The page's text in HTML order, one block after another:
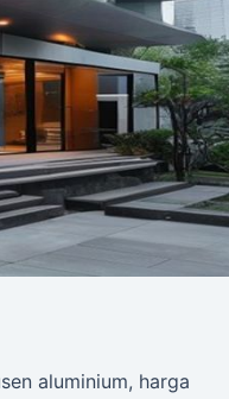
aluminium, harga